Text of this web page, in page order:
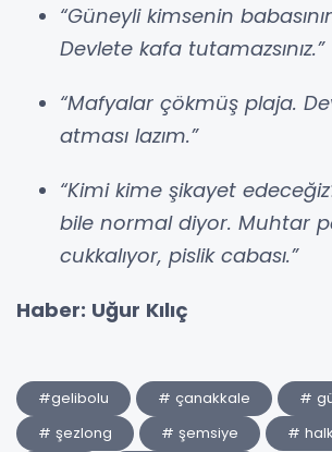
“Güneyli kimsenin
Devlete kafa tutamazsınız.”
“Mafyalar çökmüş plaja.
atması lazım.”
“Kimi kime şikayet
bile normal diyor. Muhtar
cukkalıyor, pislik cabası.”
Haber: Uğur Kılıç
#gelibolu # çanakkale
#
# şezlong
# şemsiye
#